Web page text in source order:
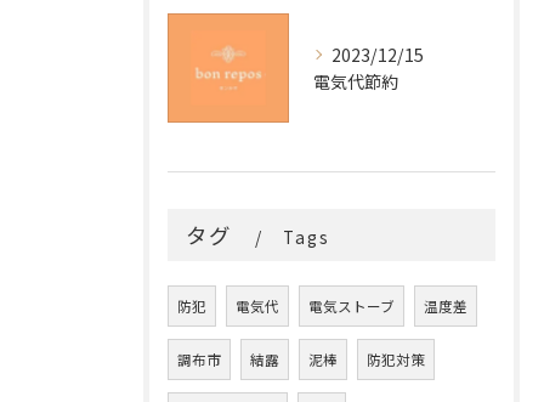
2023/12/15
電気代節約
タグ Tags
防犯 電気代 電気ストーブ 温度差
調布市 結露 泥棒 防犯対策